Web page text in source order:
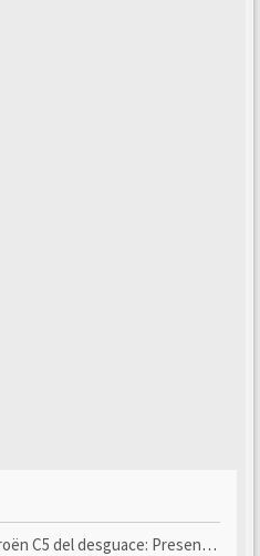
desguace: Presentación y seguimiento